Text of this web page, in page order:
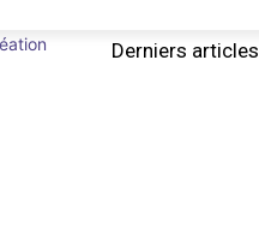
Derniers articles